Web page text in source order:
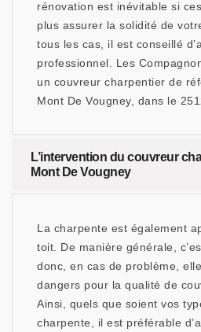
rénovation est inévitable si
plus assurer la solidité de
tous les cas, il est conseillé
professionnel. Les
un couvreur charpentier de
Mont De Vougney, dans le
L’intervention du couvreur
Mont De Vougney
La charpente est également
toit. De manière générale,
donc, en cas de problème,
dangers pour la qualité de
Ainsi, quels que soient vos
charpente, il est préférable